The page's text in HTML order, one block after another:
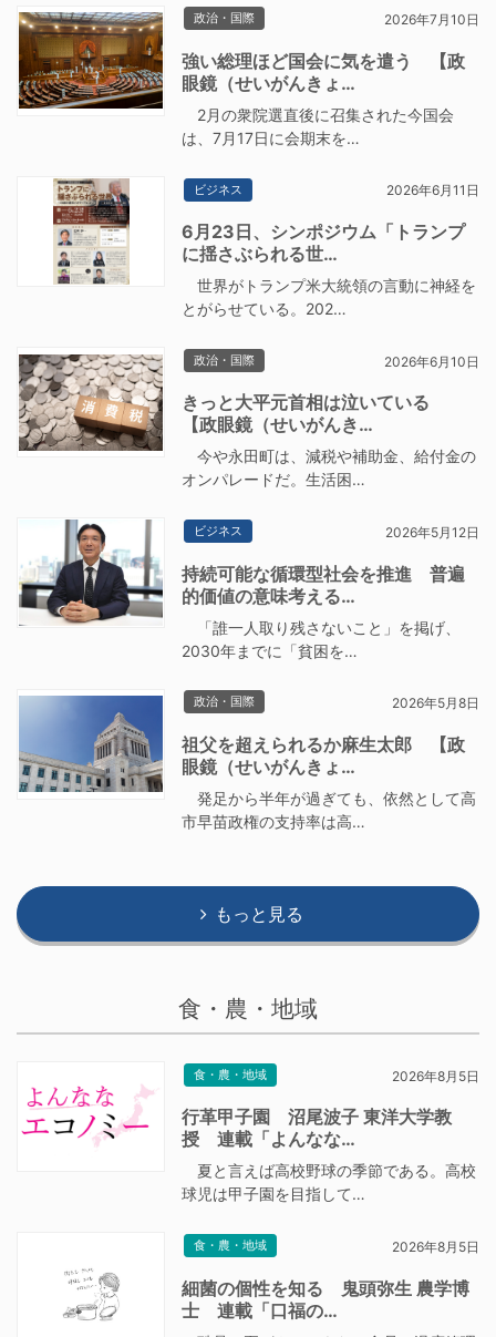
政治・国際 2026年7月10日
強い総理ほど国会に気を遣う 【政
眼鏡（せいがんきょ…
2月の衆院選直後に召集された今国会
は、7月17日に会期末を…
ビジネス 2026年6月11日
6月23日、シンポジウム「トランプ
に揺さぶられる世…
世界がトランプ米大統領の言動に神経を
とがらせている。202…
政治・国際 2026年6月10日
きっと大平元首相は泣いている
【政眼鏡（せいがんき…
今や永田町は、減税や補助金、給付金の
オンパレードだ。生活困…
ビジネス 2026年5月12日
持続可能な循環型社会を推進 普遍
的価値の意味考える…
「誰一人取り残さないこと」を掲げ、
2030年までに「貧困を…
政治・国際 2026年5月8日
祖父を超えられるか麻生太郎 【政
眼鏡（せいがんきょ…
発足から半年が過ぎても、依然として高
市早苗政権の支持率は高…
もっと見る
食・農・地域
食・農・地域 2026年8月5日
行革甲子園 沼尾波子 東洋大学教
授 連載「よんなな…
夏と言えば高校野球の季節である。高校
球児は甲子園を目指して…
食・農・地域 2026年8月5日
細菌の個性を知る 鬼頭弥生 農学博
士 連載「口福の…